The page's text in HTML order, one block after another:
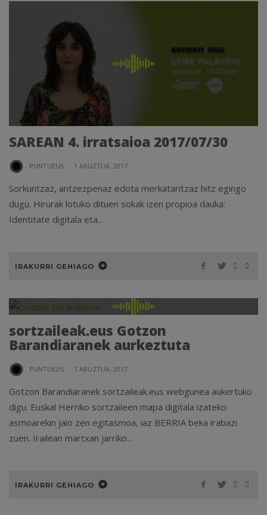
SAREAN 4. irratsaioa 2017/07/30
PUNTUEUS · 1 ABUZTUA, 2017
Sorkuntzaz, antzezpenaz edota merkataritzaz hitz egingo
dugu. Hirurak lotuko dituen sokak izen propioa dauka:
Identitate digitala eta...
IRAKURRI GEHIAGO
sortzaileak.eus Gotzon
Barandiaranek aurkeztuta
PUNTUEUS · 1 ABUZTUA, 2017
Gotzon Barandiaranek sortzaileak.eus webgunea aukertuko
digu. Euskal Herriko sortzaileen mapa digitala izateko
asmoarekin jaio zen egitasmoa, iaz BERRIA beka irabazi
zuen. Irailean martxan jarriko...
IRAKURRI GEHIAGO